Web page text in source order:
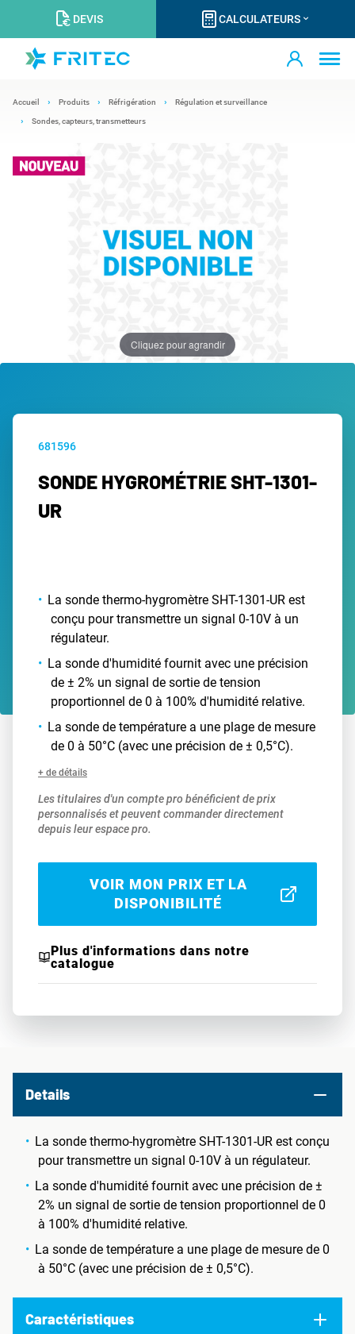
DEVIS CALCULATEURS
Accueil Produits Réfrigération Régulation et surveillance
Sondes, capteurs, transmetteurs
Cliquez pour agrandir
681596
SONDE HYGROMÉTRIE SHT-1301-
UR
La sonde thermo-hygromètre SHT-1301-UR est
conçu pour transmettre un signal 0-10V à un
régulateur.
La sonde d'humidité fournit avec une précision
de ± 2% un signal de sortie de tension
proportionnel de 0 à 100% d'humidité relative.
La sonde de température a une plage de mesure
de 0 à 50°C (avec une précision de ± 0,5°C).
+ de détails
Les titulaires d'un compte pro bénéficient de prix
personnalisés et peuvent commander directement
depuis leur espace pro.
VOIR MON PRIX ET LA
DISPONIBILITÉ
Plus d'informations dans notre
catalogue
Details
La sonde thermo-hygromètre SHT-1301-UR est conçu
pour transmettre un signal 0-10V à un régulateur.
La sonde d'humidité fournit avec une précision de ±
2% un signal de sortie de tension proportionnel de 0
à 100% d'humidité relative.
La sonde de température a une plage de mesure de 0
à 50°C (avec une précision de ± 0,5°C).
Caractéristiques